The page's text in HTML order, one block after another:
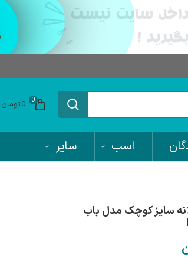
0
0تومان
اسب سایر
سایز کوچک مدل باب